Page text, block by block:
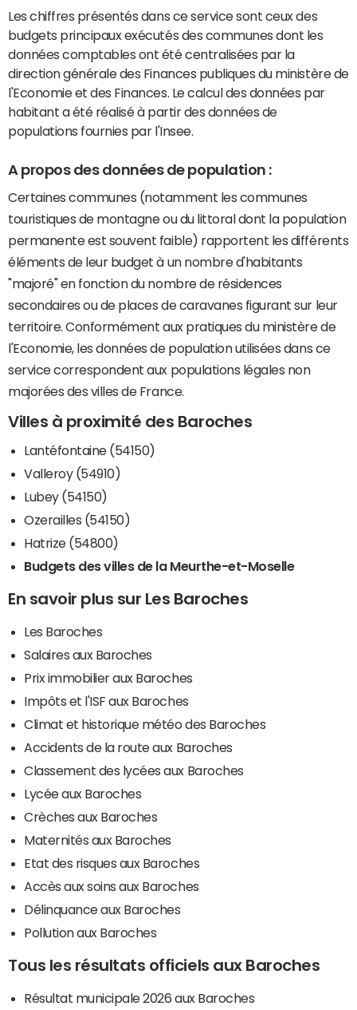
Les chiffres présentés dans ce service sont ceux des
budgets principaux exécutés des communes dont les
données comptables ont été centralisées par la
direction générale des Finances publiques du ministère de
l'Economie et des Finances. Le calcul des données par
habitant a été réalisé à partir des données de
populations fournies par l'Insee.
A propos des données de population :
Certaines communes (notamment les communes
touristiques de montagne ou du littoral dont la population
permanente est souvent faible) rapportent les différents
éléments de leur budget à un nombre d'habitants
"majoré" en fonction du nombre de résidences
secondaires ou de places de caravanes figurant sur leur
territoire. Conformément aux pratiques du ministère de
l'Economie, les données de population utilisées dans ce
service correspondent aux populations légales non
majorées des villes de France.
Villes à proximité des Baroches
Lantéfontaine (54150)
Valleroy (54910)
Lubey (54150)
Ozerailles (54150)
Hatrize (54800)
Budgets des villes de la Meurthe-et-Moselle
En savoir plus sur Les Baroches
Les Baroches
Salaires aux Baroches
Prix immobilier aux Baroches
Impôts et l'ISF aux Baroches
Climat et historique météo des Baroches
Accidents de la route aux Baroches
Classement des lycées aux Baroches
Lycée aux Baroches
Crèches aux Baroches
Maternités aux Baroches
Etat des risques aux Baroches
Accès aux soins aux Baroches
Délinquance aux Baroches
Pollution aux Baroches
Tous les résultats officiels aux Baroches
Résultat municipale 2026 aux Baroches